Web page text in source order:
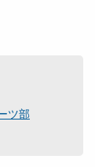
ツ部